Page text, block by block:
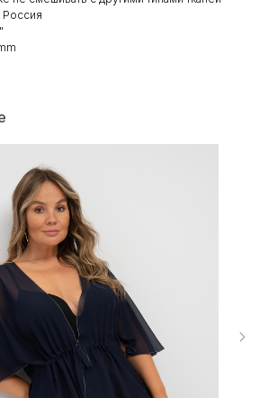
Россия